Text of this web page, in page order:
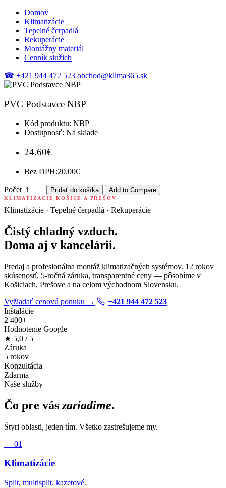
Domov
Klimatizácie
Tepelné čerpadlá
Rekuperácie
Montážny materiál
Cenník služieb
☎ +421 944 472 523 obchod@klima365.sk
PVC Podstavce NBP
Kód produktu: NBP
Dostupnosť: Na sklade
24.60€
Bez DPH:20.00€
Počet Pridať do košíka Add to Compare
KLIMATIZÁCIE KOŠICE A PREŠOV
Klimatizácie · Tepelné čerpadlá · Rekuperácie
Čistý chladný vzduch.
Doma aj v kancelárii.
Predaj a profesionálna montáž klimatizačných systémov. 12 rokov
skúseností, 5-ročná záruka, transparentné ceny — pôsobíme v
Košiciach, Prešove a na celom východnom Slovensku.
Vyžiadať cenovú ponuku →
+421 944 472 523
Inštalácie
2 400+
Hodnotenie Google
★ 5,0 / 5
Záruka
5 rokov
Konzultácia
Zdarma
Naše služby
Čo pre vás zariadime.
Štyri oblasti, jeden tím. Všetko zastrešujeme my.
— 01
Klimatizácie
Split, multisplit, kazetové.